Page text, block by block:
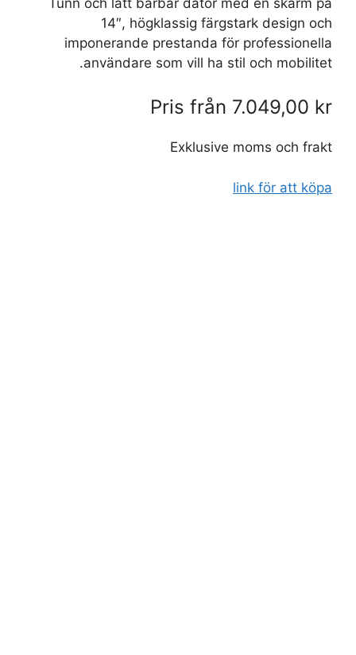
14″, högklassig färgstark design och
imponerande prestanda för professionella
användare som vill ha stil och mobilitet.
Pris från 7.049,00 kr
Exklusive moms och frakt
link för att köpa